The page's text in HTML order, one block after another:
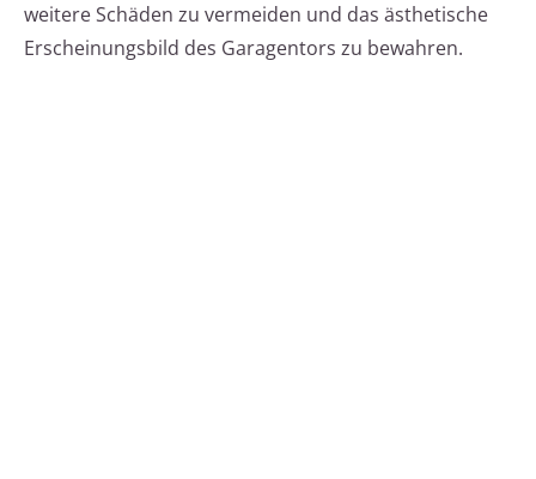
weitere Schäden zu vermeiden und das ästhetische
Erscheinungsbild des Garagentors zu bewahren.